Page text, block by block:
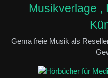
Musikverlage ,
Gema freie Musik als